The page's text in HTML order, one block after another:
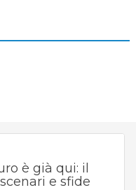
è già qui: il
e sfide